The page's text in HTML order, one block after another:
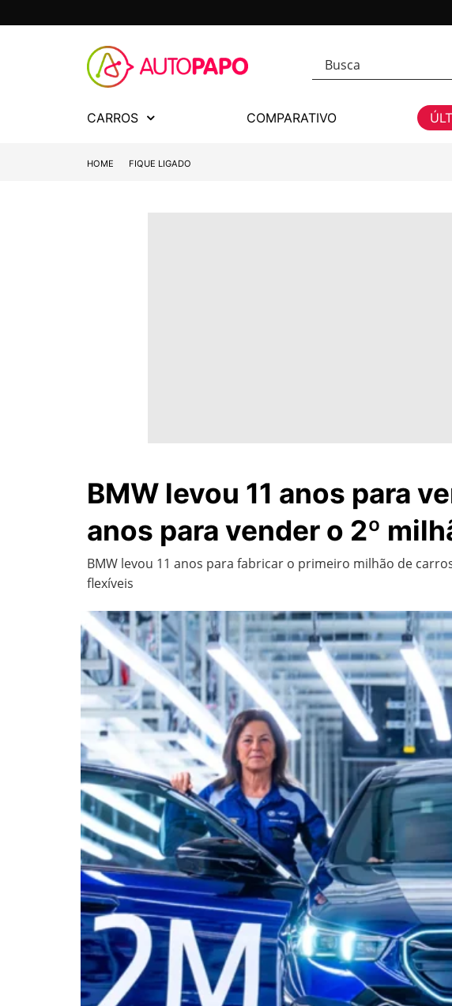
CARROS COMPARATIVO
HOME FIQUE LIGADO
BMW levou 11 anos para
anos para vender o 2º
BMW levou 11 anos para fabricar o primeiro milhão de
flexíveis